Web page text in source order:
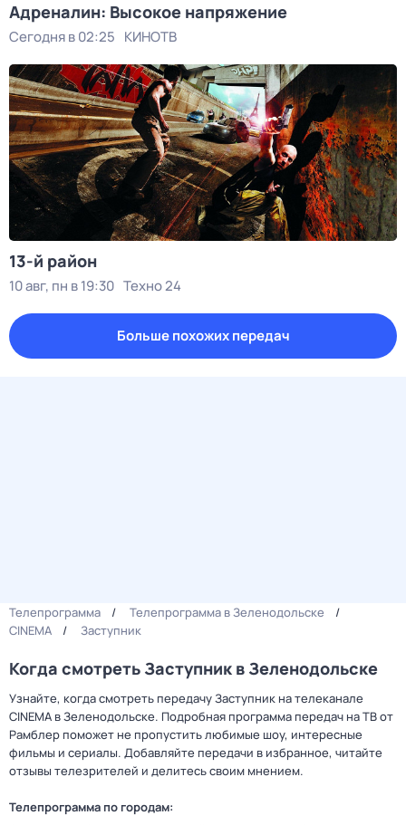
Адреналин: Высокое напряжение
Сегодня в 02:25 КИНОТВ
13-й район
10 авг, пн в 19:30 Техно 24
Больше похожих передач
Телепрограмма
Телепрограмма в Зеленодольске
CINEMA
Заступник
Когда смотреть Заступник в Зеленодольске
Узнайте, когда смотреть передачу Заступник на телеканале
CINEMA в Зеленодольске. Подробная программа передач на ТВ от
Рамблер поможет не пропустить любимые шоу, интересные
фильмы и сериалы. Добавляйте передачи в избранное, читайте
отзывы телезрителей и делитесь своим мнением.
Телепрограмма по городам: